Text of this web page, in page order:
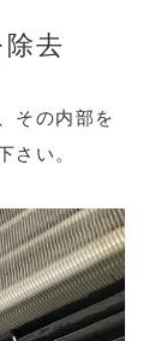
去
その内部を
さい。